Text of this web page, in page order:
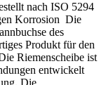
nach ISO 5294
Korrosion Die
des
Produkt für den
Riemenscheibe ist
entwickelt